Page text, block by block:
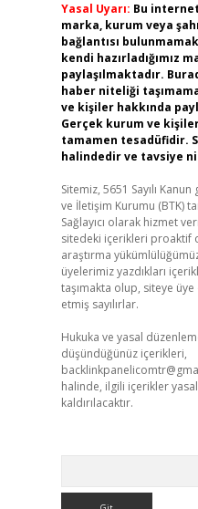
Yasal Uyarı: Bu
marka, kurum veya
bağlantısı
kendi hazırladığımız
paylaşılmaktadır.
haber niteliği
ve kişiler hakkında
Gerçek kurum ve
tamamen tesadüfidir.
halindedir ve tavsiye
Sitemiz, 5651 Sayılı
ve İletişim Kurumu (BTK)
Sağlayıcı olarak hizmet
sitedeki içerikleri proaktif
araştırma
üyelerimiz yazdıkları
taşımakta olup, siteye
etmiş sayılırlar.
Hukuka ve yasal
düşündüğünüz içerikleri,
halinde, ilgili içerikler
kaldırılacaktır.